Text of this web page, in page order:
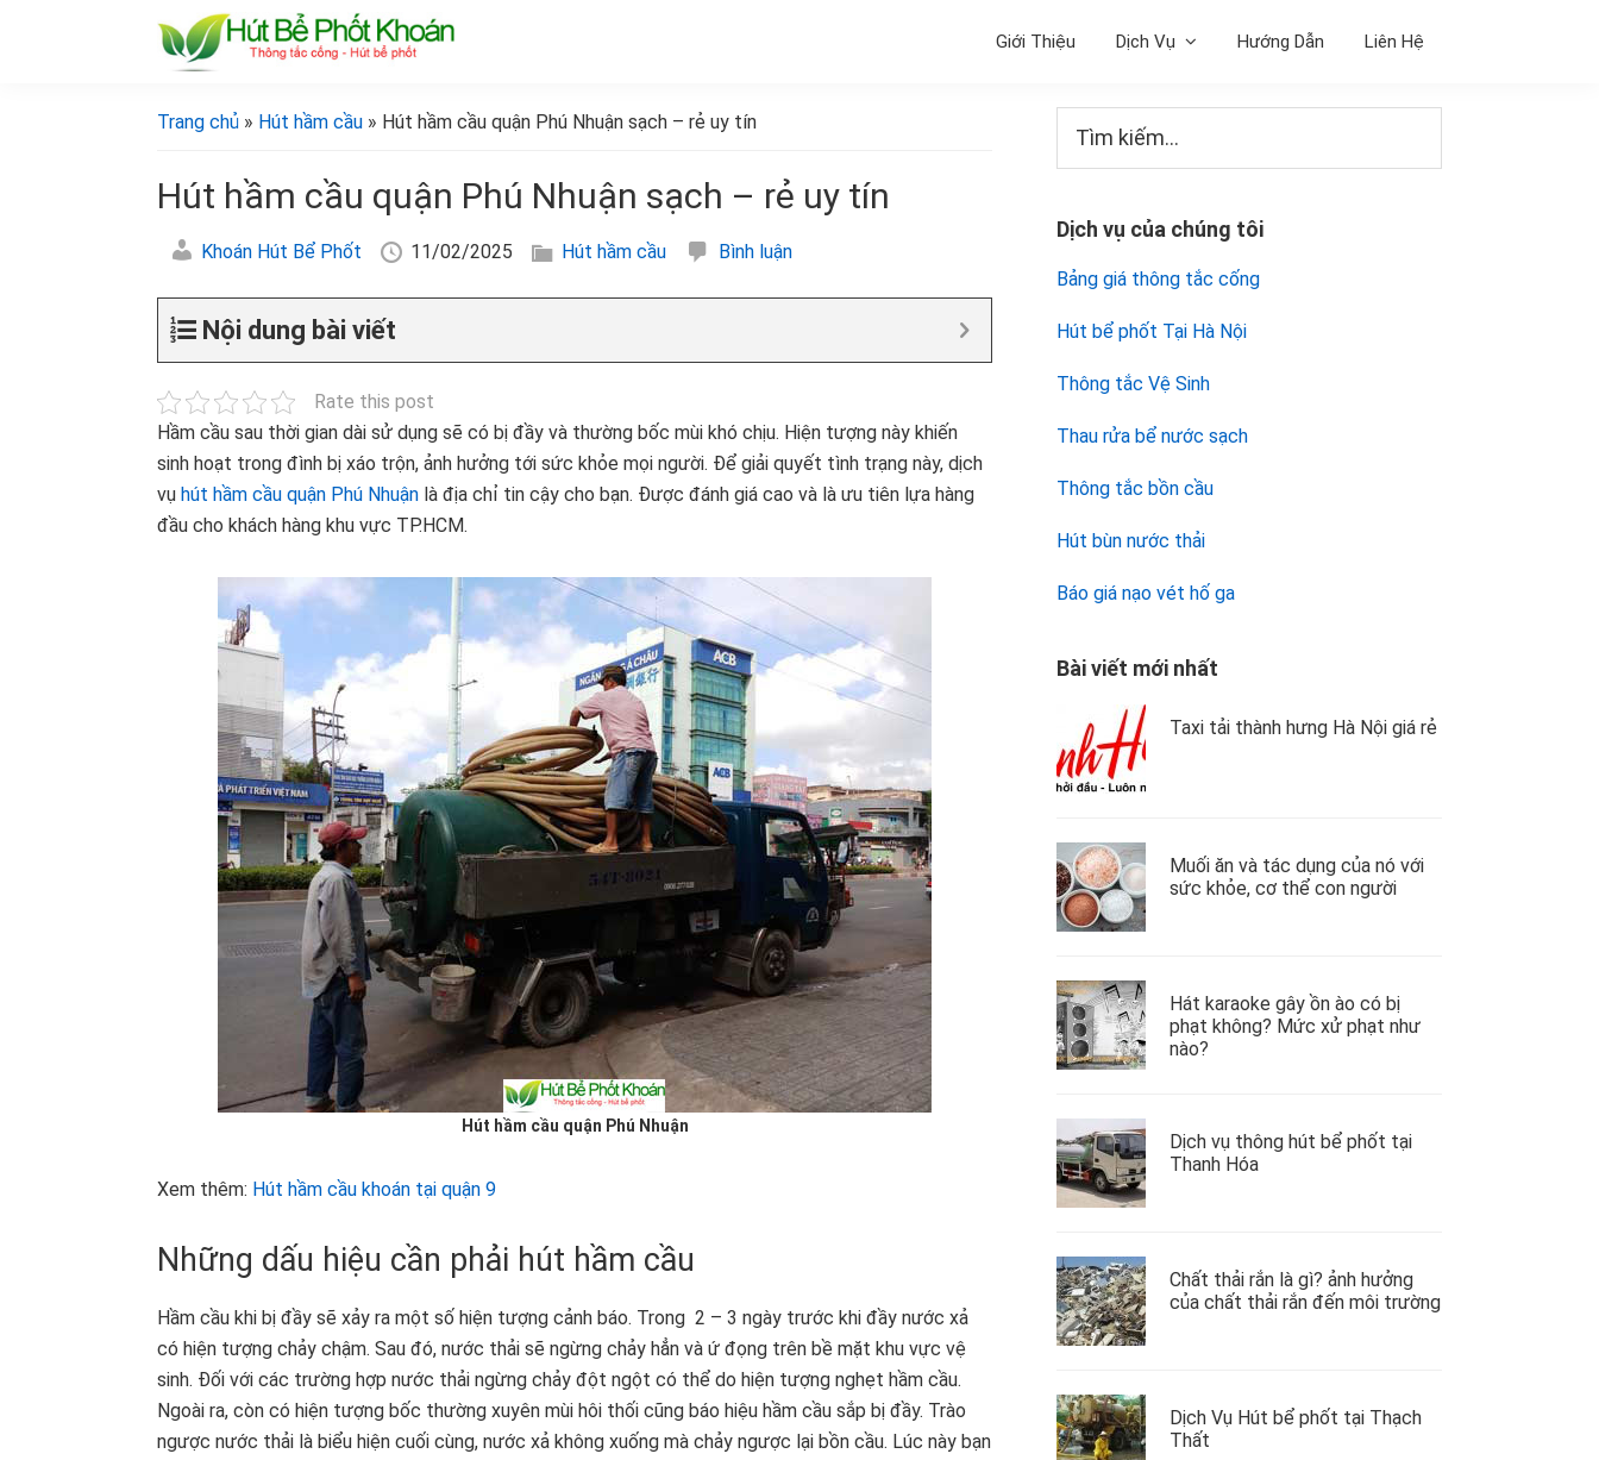
bể
phốt
bể
khoán]
Giới Thiệu Dịch Vụ Hướng Dẫn Liên Hệ
Trang chủ » Hút hầm cầu » Hút hầm cầu quận Phú Nhuận sạch – rẻ uy tín
Hút hầm cầu quận Phú Nhuận sạch – rẻ uy tín
Khoán Hút Bể Phốt 11/02/2025 Hút hầm cầu Bình luận
Nội dung bài viết
Rate this post
Hầm cầu sau thời gian dài sử dụng sẽ có bị đầy và thường bốc mùi khó chịu. Hiện tượng này khiến
sinh hoạt trong đình bị xáo trộn, ảnh hưởng tới sức khỏe mọi người. Để giải quyết tình trạng này, dịch
vụ hút hầm cầu quận Phú Nhuận là địa chỉ tin cậy cho bạn. Được đánh giá cao và là ưu tiên lựa hàng
đầu cho khách hàng khu vực TP.HCM.
Hút hầm cầu quận Phú Nhuận
Xem thêm: Hút hầm cầu khoán tại quận 9
Những dấu hiệu cần phải hút hầm cầu
Hầm cầu khi bị đầy sẽ xảy ra một số hiện tượng cảnh báo. Trong 2 – 3 ngày trước khi đầy nước xả
có hiện tượng chảy chậm. Sau đó, nước thải sẽ ngừng chảy hẳn và ứ đọng trên bề mặt khu vực vệ
sinh. Đối với các trường hợp nước thải ngừng chảy đột ngột có thể do hiện tượng nghẹt hầm cầu.
Ngoài ra, còn có hiện tượng bốc thường xuyên mùi hôi thối cũng báo hiệu hầm cầu sắp bị đầy. Trào
ngược nước thải là biểu hiện cuối cùng, nước xả không xuống mà chảy ngược lại bồn cầu. Lúc này bạn
Sidebar
chính
kiếm...
Dịch vụ của chúng tôi
Bảng giá thông tắc cống
Hút bể phốt Tại Hà Nội
Thông tắc Vệ Sinh
Thau rửa bể nước sạch
Thông tắc bồn cầu
Hút bùn nước thải
Báo giá nạo vét hố ga
Bài viết mới nhất
Taxi tải thành hưng Hà Nội giá rẻ
Muối ăn và tác dụng của nó với
sức khỏe, cơ thể con người
Hát karaoke gây ồn ào có bị
phạt không? Mức xử phạt như
nào?
Dịch vụ thông hút bể phốt tại
Thanh Hóa
Chất thải rắn là gì? ảnh hưởng
của chất thải rắn đến môi trường
Dịch Vụ Hút bể phốt tại Thạch
Thất